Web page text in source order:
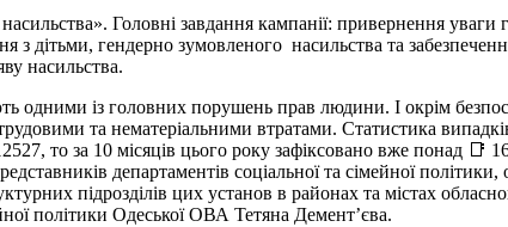
Головні завдання кампанії: привернення уваги
гендерно зумовленого насильства та
насильства.
одними із головних порушень прав людини. І окрім
та нематеріальними втратами. Статистика
то за 10 місяців цього року зафіксовано вже понад 📑
департаментів соціальної та сімейної
підрозділів цих установ в районах та містах
політики Одеської ОВА Тетяна Демент’єва.